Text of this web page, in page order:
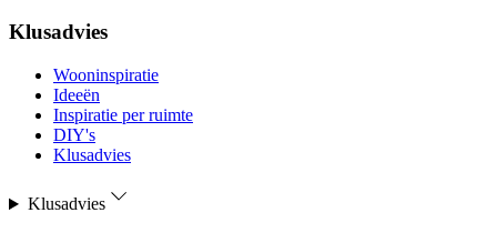
Klusadvies
Wooninspiratie
Ideeën
Inspiratie per ruimte
DIY's
Klusadvies
Klusadvies